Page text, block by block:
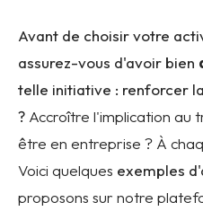
Avant de choisir votre
assurez-vous d'avoir bien
telle initiative : renforcer
? Accroître l'implication au
être en entreprise ? À
Voici quelques exemples
proposons sur notre